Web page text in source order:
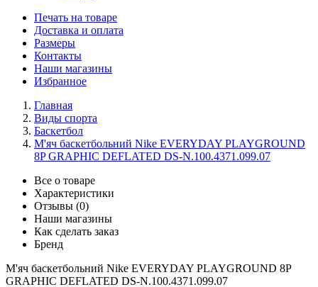
Печать на товаре
Доставка и оплата
Размеры
Контакты
Наши магазины
Избранное
Главная
Виды спорта
Баскетбол
М'яч баскетбольний Nike EVERYDAY PLAYGROUND
8P GRAPHIC DEFLATED DS-N.100.4371.099.07
Все о товаре
Характеристики
Отзывы (0)
Наши магазины
Как сделать заказ
Бренд
М'яч баскетбольний Nike EVERYDAY PLAYGROUND 8P
GRAPHIC DEFLATED DS-N.100.4371.099.07